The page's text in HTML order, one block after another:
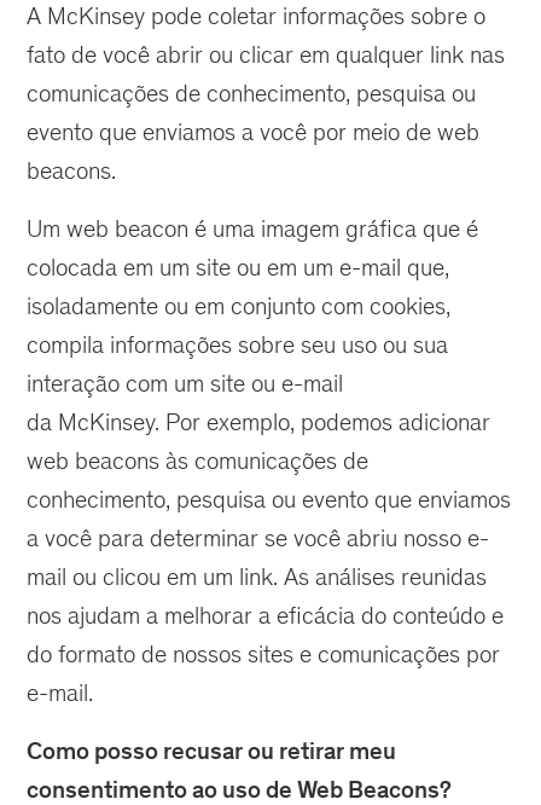
A McKinsey pode coletar informações sobre o
fato de você abrir ou clicar em qualquer link nas
comunicações de conhecimento, pesquisa ou
evento que enviamos a você por meio de web
beacons.
Um web beacon é uma imagem gráfica que é
colocada em um site ou em um e-mail que,
isoladamente ou em conjunto com cookies,
compila informações sobre seu uso ou sua
interação com um site ou e-mail
da McKinsey. Por exemplo, podemos adicionar
web beacons às comunicações de
conhecimento, pesquisa ou evento que enviamos
a você para determinar se você abriu nosso e-
mail ou clicou em um link. As análises reunidas
nos ajudam a melhorar a eficácia do conteúdo e
do formato de nossos sites e comunicações por
e-mail.
Como posso recusar ou retirar meu
consentimento ao uso de Web Beacons?